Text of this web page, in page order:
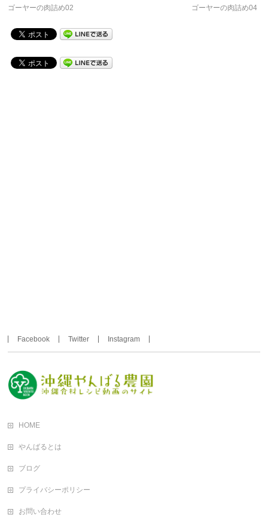
ゴーヤーの肉詰め02 ゴーヤーの肉詰め04
Facebook Twitter Instagram
HOME
やんばるとは
ブログ
プライバシーポリシー
お問い合わせ